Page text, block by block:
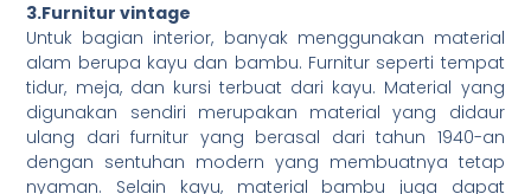
3.Furnitur vintage
Untuk bagian interior, banyak menggunakan material
alam berupa kayu dan bambu. Furnitur seperti tempat
tidur, meja, dan kursi terbuat dari kayu. Material yang
digunakan sendiri merupakan material yang didaur
ulang dari furnitur yang berasal dari tahun 1940-an
dengan sentuhan modern yang membuatnya tetap
nyaman. Selain kayu, material bambu juga dapat